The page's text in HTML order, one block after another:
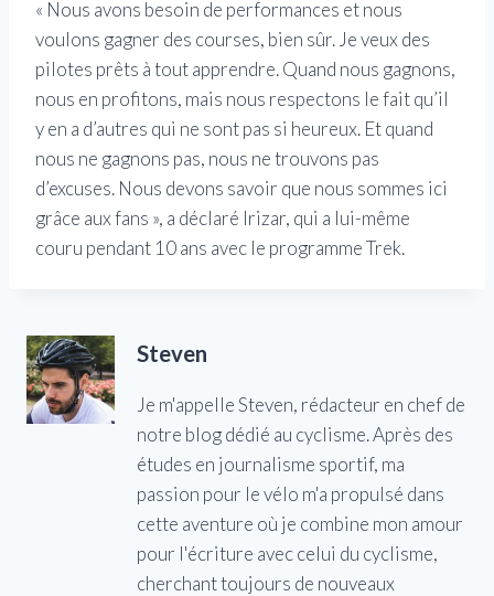
« Nous avons besoin de performances et nous
voulons gagner des courses, bien sûr. Je veux des
pilotes prêts à tout apprendre. Quand nous gagnons,
nous en profitons, mais nous respectons le fait qu’il
y en a d’autres qui ne sont pas si heureux. Et quand
nous ne gagnons pas, nous ne trouvons pas
d’excuses. Nous devons savoir que nous sommes ici
grâce aux fans », a déclaré Irizar, qui a lui-même
couru pendant 10 ans avec le programme Trek.
Steven
Je m'appelle Steven, rédacteur en chef de
notre blog dédié au cyclisme. Après des
études en journalisme sportif, ma
passion pour le vélo m'a propulsé dans
cette aventure où je combine mon amour
pour l'écriture avec celui du cyclisme,
cherchant toujours de nouveaux